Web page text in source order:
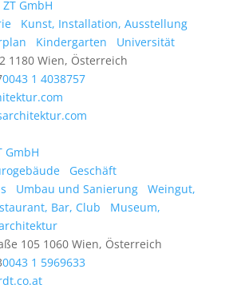
GmbH
Kunst, Installation, Ausstellung
Kindergarten
Universität
1180 Wien, Österreich
0043 1 4038757
GmbH
Geschäft
Umbau und Sanierung
Weingut,
Bar, Club
Museum,
105 1060 Wien, Österreich
0043 1 5969633